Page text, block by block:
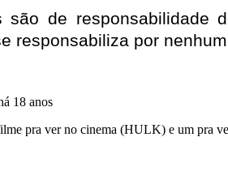
são de responsabilidade
responsabiliza por